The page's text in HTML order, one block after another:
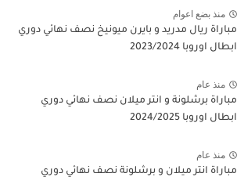
منذ بضع اعوام
مباراة ريال مدريد و بايرن ميونيخ نصف نهائي دوري
ابطال اوروبا 2023/2024
منذ عام
مباراة برشلونة و انتر ميلان نصف نهائي دوري
ابطال اوروبا 2024/2025
منذ عام
مباراة انتر ميلان و برشلونة نصف نهائي دوري